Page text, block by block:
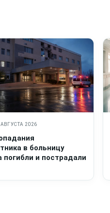
АВГУСТА 2026
в больницу
погибли и пострадали